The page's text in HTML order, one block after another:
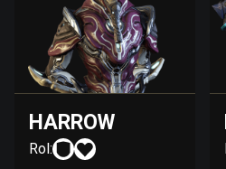
HARROW
Rol: